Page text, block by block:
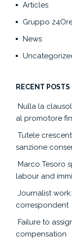
Articles
Gruppo
News
RECENT POSTS
Nulla la
al promotore
Tutele
sanzione
Marco Tesoro
labour and
Journalist
correspondent
Failure to
compensation